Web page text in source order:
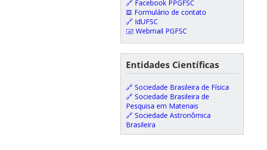
🔗 Facebook PPGFSC
𝌕 Formulário de contato
🔗 IdUFSC
🖃 Webmail PGFSC
Entidades Científicas
🔗 Sociedade Brasileira de Física
🔗 Sociedade Brasileira de
Pesquisa em Materiais
🔗 Sociedade Astronômica
Brasileira